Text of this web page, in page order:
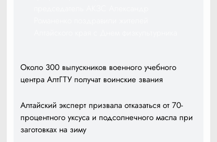
Около 300 выпускников военного учебного
центра АлтГТУ получат воинские звания
Алтайский эксперт призвала отказаться от 70-
процентного уксуса и подсолнечного масла при
заготовках на зиму